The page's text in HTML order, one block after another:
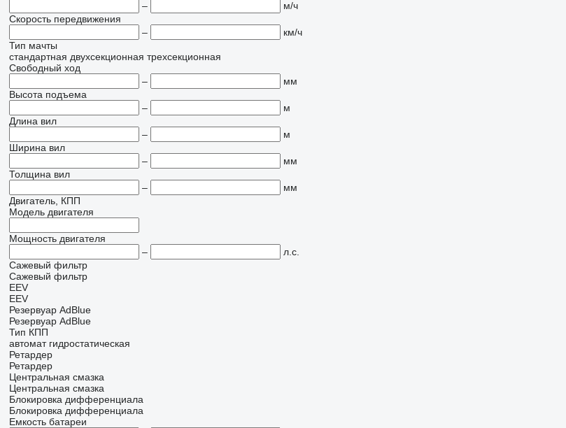
–
м/ч
Скорость передвижения
–
км/ч
Тип мачты
стандартная двухсекционная трехсекционная
Свободный ход
–
мм
Высота подъема
–
м
Длина вил
–
м
Ширина вил
–
мм
Толщина вил
–
мм
Двигатель, КПП
Модель двигателя
Мощность двигателя
–
л.с.
Сажевый фильтр
Сажевый фильтр
EEV
EEV
Резервуар AdBlue
Резервуар AdBlue
Тип КПП
автомат гидростатическая
Ретардер
Ретардер
Центральная смазка
Центральная смазка
Блокировка дифференциала
Блокировка дифференциала
Емкость батареи